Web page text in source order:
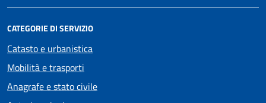
CATEGORIE DI SERVIZIO
Catasto e urbanistica
Mobilità e trasporti
Anagrafe e stato civile